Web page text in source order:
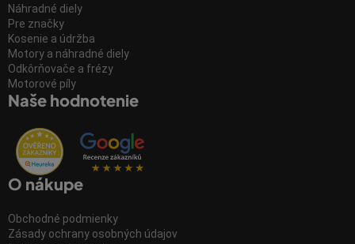
Náhradné diely
Pre značky
Kosenie a údržba
Motory a náhradné diely
Odkôrňovače a frézy
Motorové píly
Naše hodnotenie
O nákupe
Obchodné podmienky
Zásady ochrany osobných údajov